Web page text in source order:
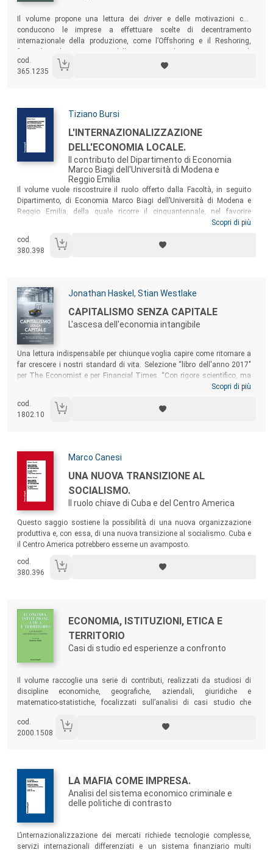
Sommario:
Il volume propone una lettura dei drivere delle motivazioni che
conducono le imprese a effettuare scelte di decentramento
internazionale della produzione, come l’Offshoring e il Reshoring,
ampia: quella dei network globali manifatturieri e alla luce delle teorie
sull’internazionalizzazione delle imprese.
cod.
365.1235
Autori:
Tiziano Bursi
Titolo:
L'INTERNAZIONALIZZAZIONE
DELL'ECONOMIA LOCALE.
Il contributo del Dipartimento di Economia
Marco Biagi dell'Università di Modena e
Reggio Emilia
Sommario:
Il volume vuole riscostruire il ruolo offerto dalla Facoltà, in seguito
Dipartimento, di Economia Marco Biagi dell’Università di Modena e
Reggio Emilia, della quale ricorre il cinquantennale, nel favorire
l’apertura al mercato internazionale del sistema produttivo con l’offerta
hanno formato migliaia di laureati che in ruoli manageriali e
imprenditoriali hanno accompagnato le imprese, locali e non, nei loro
Scopri di più
cod.
380.398
Autori:
Jonathan Haskel, Stian Westlake
Titolo:
CAPITALISMO SENZA CAPITALE
L'ascesa dell'economia intangibile
Sommario:
Una lettura indispensabile per chiunque voglia capire come ritornare a
far crescere i nostri standard di vita. Selezione “libro dell'anno 2017"
per The Economist e per Financial Times. “Con rigore scientifico, ma
con un linguaggio accessibile, Haskel e Westlake ci fanno capire che
importante e quali conseguenze produce. I dati e le analisi di questo
volume gettano luce sulla debolezza più grave dell’economia italiana
Scopri di più
cod.
1802.10
Autori:
Marco Canesi
Titolo:
UNA NUOVA TRANSIZIONE AL
SOCIALISMO.
Il ruolo chiave di Cuba e del Centro America
Questo saggio sostiene la possibilità di una nuova organizzazione
produttiva e, con essa, di una nuova transizione al socialismo. Cuba e
il Centro America potrebbero esserne un avamposto.
cod.
380.396
Autori:
Titolo:
ECONOMIA, ISTITUZIONI, ETICA E
TERRITORIO
Casi di studio ed esperienze a confronto
Il volume raccoglie una serie di contributi, realizzati da studiosi di
discipline economiche, geografiche, aziendali, giuridiche e
matematico-statistiche, focalizzati sull’analisi di casi studio che
connessi allo sviluppo economico e al governo del territorio.
cod.
2000.1508
Autori:
Titolo:
LA MAFIA COME IMPRESA.
Analisi del sistema economico criminale e
delle politiche di contrasto
Sommario:
L’internazionalizzazione dei mercati richiede tecnologie complesse,
servizi internazionali differenziati e un sistema finanziario multi